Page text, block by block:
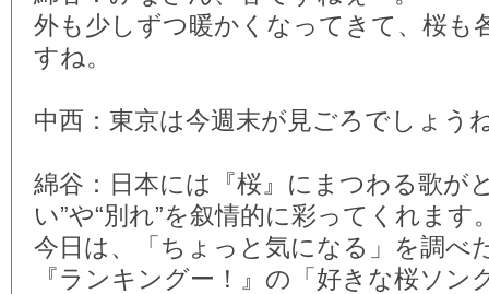
外も少しずつ暖かくなってきて、桜も
すね。
中西：東京は今週末が見ごろでしょう
綿谷：日本には『桜』にまつわる歌が
い”や“別れ”を叙情的に彩ってくれます
今日は、「ちょっと気になる」を調べ
『ランキングー！』の「好きな桜ソン